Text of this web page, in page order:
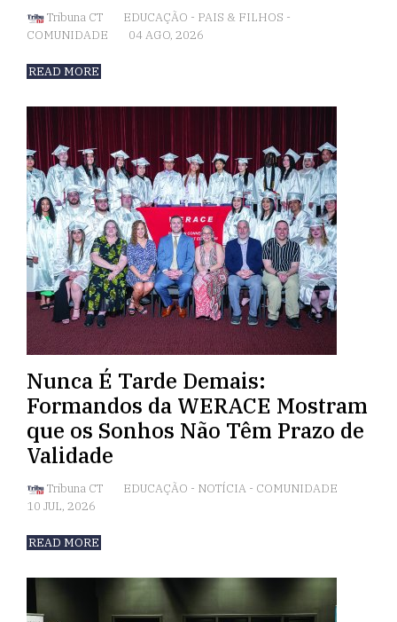
Tribuna CT EDUCAÇÃO - PAIS & FILHOS -
COMUNIDADE
04 AGO, 2026
READ MORE
Nunca É Tarde Demais:
Formandos da WERACE Mostram
que os Sonhos Não Têm Prazo de
Validade
Tribuna CT EDUCAÇÃO - NOTÍCIA - COMUNIDADE
10 JUL, 2026
READ MORE